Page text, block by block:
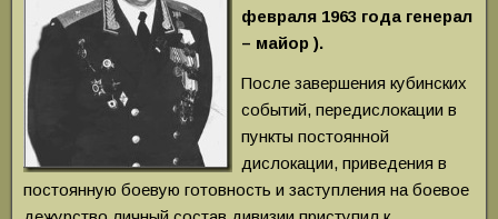
февраля 1963 года генерал
– майор ).
После завершения кубинских
событий, передислокации в
пункты постоянной
дислокации, приведения в
постоянную боевую готовность и заступления на боевое